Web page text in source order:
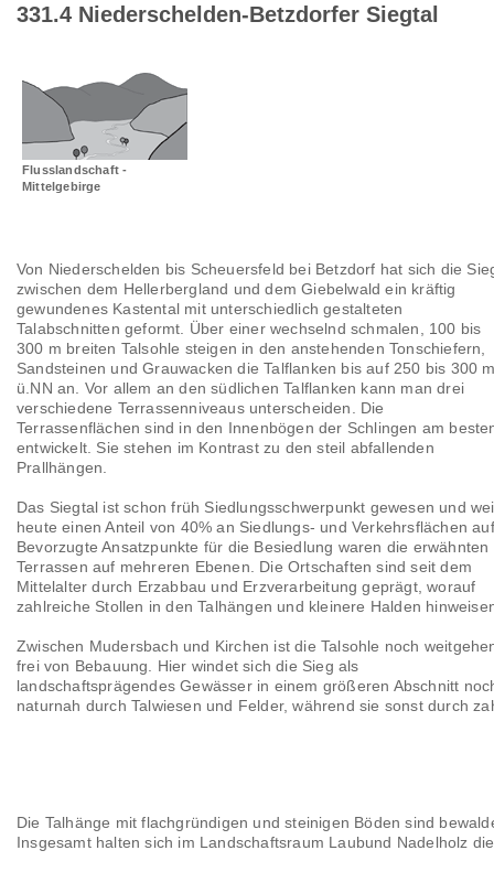
Großlandschaften
Landschaftsräume
Glossar
331.4 Niederschelden-Betzdorfer Siegtal
Flusslandschaft -
Mittelgebirge
Von Niederschelden bis Scheuersfeld bei Betzdorf hat sich die
zwischen dem Hellerbergland und dem Giebelwald ein kräftig
gewundenes Kastental mit unterschiedlich gestalteten
Talabschnitten geformt. Über einer wechselnd schmalen, 100 bis
300 m breiten Talsohle steigen in den anstehenden Tonschiefern,
Sandsteinen und Grauwacken die Talflanken bis auf 250 bis 300
ü.NN an. Vor allem an den südlichen Talflanken kann man drei
verschiedene Terrassenniveaus unterscheiden. Die
Terrassenflächen sind in den Innenbögen der Schlingen am
entwickelt. Sie stehen im Kontrast zu den steil abfallenden
Prallhängen.
Das Siegtal ist schon früh Siedlungsschwerpunkt gewesen und
heute einen Anteil von 40% an Siedlungs- und Verkehrsflächen
Bevorzugte Ansatzpunkte für die Besiedlung waren die erwähnten
Terrassen auf mehreren Ebenen. Die Ortschaften sind seit dem
Mittelalter durch Erzabbau und Erzverarbeitung geprägt, worauf
zahlreiche Stollen in den Talhängen und kleinere Halden
Zwischen Mudersbach und Kirchen ist die Talsohle noch
frei von Bebauung. Hier windet sich die Sieg als
landschaftsprägendes Gewässer in einem größeren Abschnitt
naturnah durch Talwiesen und Felder, während sie sonst durch
Die Talhänge mit flachgründigen und steinigen Böden sind
Insgesamt halten sich im Landschaftsraum Laubund Nadelholz